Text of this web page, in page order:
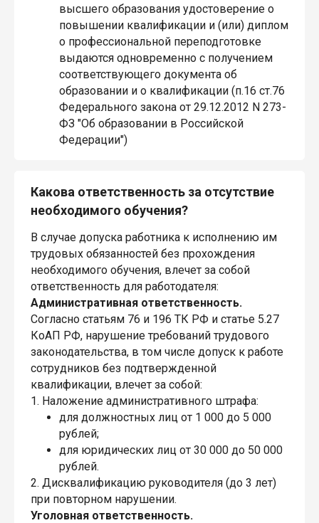
высшего образования удостоверение о
повышении квалификации и (или) диплом
о профессиональной переподготовке
выдаются одновременно с получением
соответствующего документа об
образовании и о квалификации (п.16 ст.76
Федерального закона от 29.12.2012 N 273-
ФЗ "Об образовании в Российской
Федерации")
Какова ответственность за отсутствие
необходимого обучения?
В случае допуска работника к исполнению им
трудовых обязанностей без прохождения
необходимого обучения, влечет за собой
ответственность для работодателя:
Административная ответственность.
Согласно статьям 76 и 196 ТК РФ и статье 5.27
КоАП РФ, нарушение требований трудового
законодательства, в том числе допуск к работе
сотрудников без подтвержденной
квалификации, влечет за собой:
1. Наложение административного штрафа:
для должностных лиц от 1 000 до 5 000
рублей;
для юридических лиц от 30 000 до 50 000
рублей.
2. Дисквалификацию руководителя (до 3 лет)
при повторном нарушении.
Уголовная ответственность.